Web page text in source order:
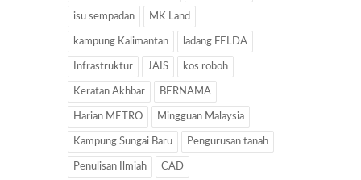
isu sempadan MK Land
kampung Kalimantan ladang FELDA
Infrastruktur JAIS kos roboh
Keratan Akhbar BERNAMA
Harian METRO Mingguan Malaysia
Kampung Sungai Baru Pengurusan tanah
Penulisan Ilmiah CAD